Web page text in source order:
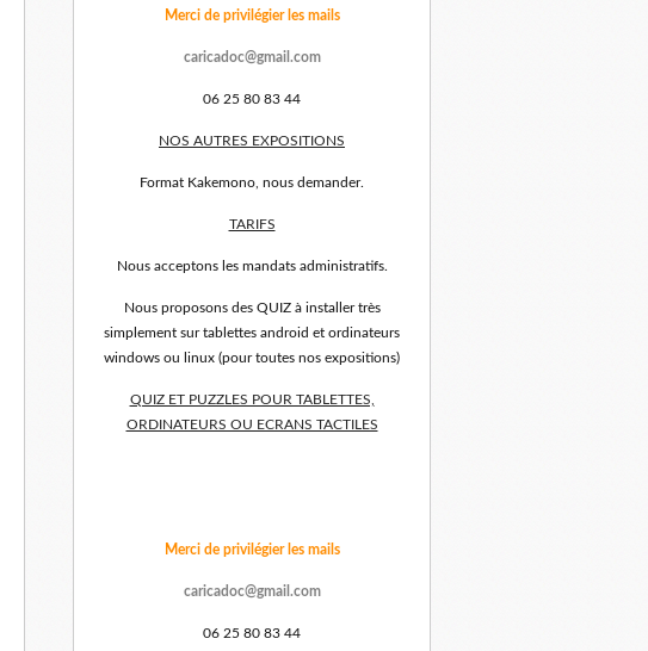
Merci de privilégier les mails
caricadoc@gmail.com
06 25 80 83 44
NOS AUTRES EXPOSITIONS
Format Kakemono, nous demander.
TARIFS
Nous acceptons les mandats administratifs.
Nous proposons des QUIZ à installer très
simplement sur tablettes android et ordinateurs
windows ou linux (pour toutes nos expositions)
QUIZ ET PUZZLES POUR TABLETTES,
ORDINATEURS OU ECRANS TACTILES
Merci de privilégier les mails
caricadoc@gmail.com
06 25 80 83 44